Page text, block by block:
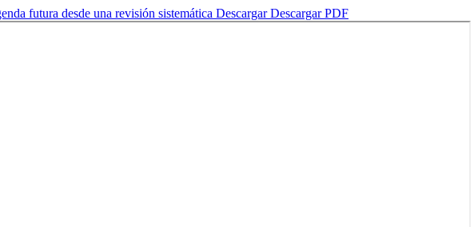
futura desde una revisión sistemática DescargarDescargar PDF